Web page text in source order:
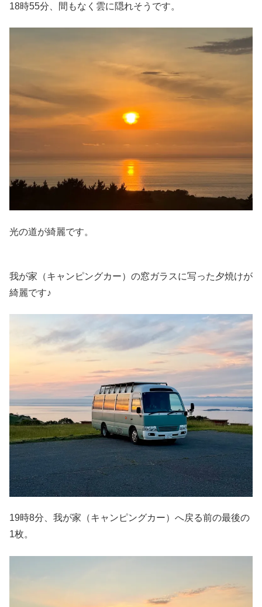
18時55分、間もなく雲に隠れそうです。
光の道が綺麗です。
我が家（キャンピングカー）の窓ガラスに写った夕焼けが
綺麗です♪
19時8分、我が家（キャンピングカー）へ戻る前の最後の
1枚。